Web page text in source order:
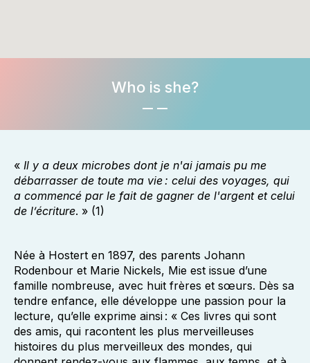
Who is she?
« Il y a deux microbes dont je n'ai jamais pu me
débarrasser de toute ma vie : celui des voyages, qui
a commencé par le fait de gagner de l'argent et celui
de l’écriture. » (1)
Née à Hostert en 1897, des parents Johann
Rodenbour et Marie Nickels, Mie est issue d’une
famille nombreuse, avec huit frères et sœurs. Dès sa
tendre enfance, elle développe une passion pour la
lecture, qu’elle exprime ainsi : « Ces livres qui sont
des amis, qui racontent les plus merveilleuses
histoires du plus merveilleux des mondes, qui